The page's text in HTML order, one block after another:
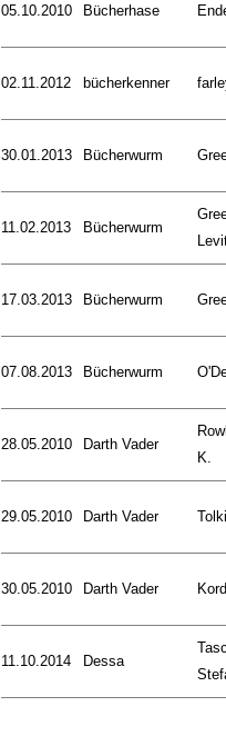
05.10.2010 Bücherhase
02.11.2012 bücherkenner
30.01.2013 Bücherwurm
11.02.2013 Bücherwurm
17.03.2013 Bücherwurm
07.08.2013 Bücherwurm
28.05.2010 Darth Vader
K.
29.05.2010 Darth Vader
30.05.2010 Darth Vader
11.10.2014 Dessa